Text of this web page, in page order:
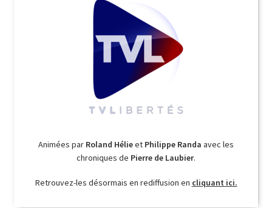
Animées par Roland Hélieet Philippe Randa avec les
chroniques de Pierre de Laubier.
Retrouvez-les désormais en rediffusion en cliquant ici.